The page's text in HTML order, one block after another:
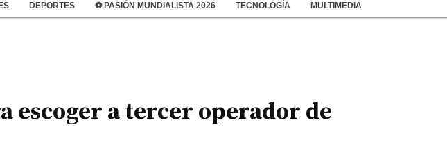
DEPORTES ⚽ PASIÓN MUNDIALISTA 2026 TECNOLOGÍA MULTIMEDIA
escoger a tercer operador de